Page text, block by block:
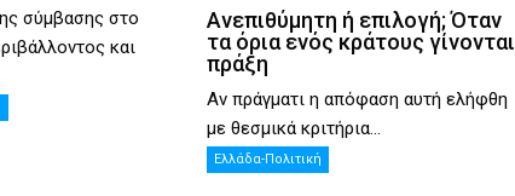
σύμβασης στο
και
Ανεπιθύμητη ή επιλογή; Όταν
τα όρια ενός κράτους γίνονται
πράξη
Αν πράγματι η απόφαση αυτή ελήφθη
με θεσμικά κριτήρια...
Ελλάδα-Πολιτική